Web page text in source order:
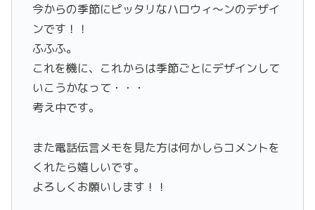
今からの季節にピッタリなハロウィ〜ンのデザイ
ンです！！
ふふふ。
これを機に、これからは季節ごとにデザインして
いこうかなって・・・
考え中です。
また電話伝言メモを見た方は何かしらコメントを
くれたら嬉しいです。
よろしくお願いします！！